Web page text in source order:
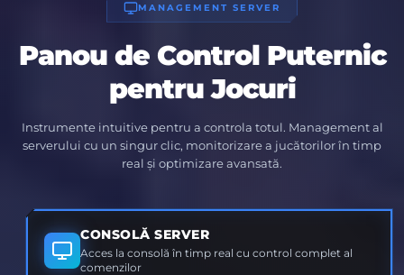
MANAGEMENT SERVER
Panou de Control Puternic
pentru Jocuri
Instrumente intuitive pentru a controla totul. Management al
serverului cu un singur clic, monitorizare a jucătorilor în timp
real și optimizare avansată.
CONSOLĂ SERVER
Acces la consolă în timp real cu control complet al
comenzilor